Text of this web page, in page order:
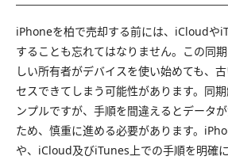
iPhoneを柏で売却する前には、iCloudや
することも忘れてはなりません。この同
しい所有者がデバイスを使い始めても、
セスできてしまう可能性があります。同
ンプルですが、手順を間違えるとデータ
ため、慎重に進める必要があります。
や、iCloud及びiTunes上での手順を明確